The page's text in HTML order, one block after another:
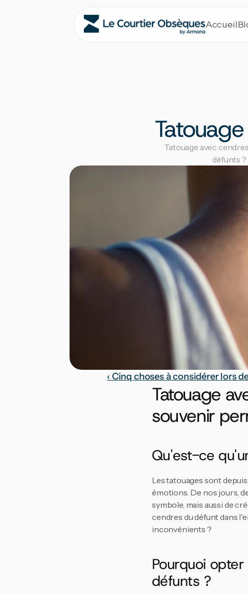
Accueil
Tatouage avec
défunts
‹ Cinq choses à considérer lors
Tatouage
souvenir
Qu'est-ce
Les tatouages sont
émotions. De nos jours,
symbole, mais aussi de
cendres du défunt dans
inconvénients ?
Pourquoi
défunts ?